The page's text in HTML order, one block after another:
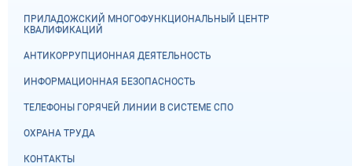
ПРИЛАДОЖСКИЙ МНОГОФУНКЦИОНАЛЬНЫЙ ЦЕНТР
КВАЛИФИКАЦИЙ
АНТИКОРРУПЦИОННАЯ ДЕЯТЕЛЬНОСТЬ
ИНФОРМАЦИОННАЯ БЕЗОПАСНОСТЬ
ТЕЛЕФОНЫ ГОРЯЧЕЙ ЛИНИИ В СИСТЕМЕ СПО
ОХРАНА ТРУДА
КОНТАКТЫ